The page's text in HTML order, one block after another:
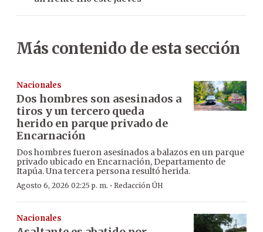
Más contenido de esta sección
Nacionales
Dos hombres son asesinados a
tiros y un tercero queda
herido en parque privado de
Encarnación
Dos hombres fueron asesinados a balazos en un parque
privado ubicado en Encarnación, Departamento de
Itapúa. Una tercera persona resultó herida.
Agosto 6, 2026 02:25 p. m. · Redacción ÚH
Nacionales